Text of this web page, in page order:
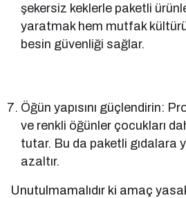
şekersiz keklerle paketli
yaratmak hem mutfak
besin güvenliği sağlar.
Öğün yapısını güçlendirin:
ve renkli öğünler çocukları
tutar. Bu da paketli gıdalara
azaltır.
Unutulmamalıdır ki amaç